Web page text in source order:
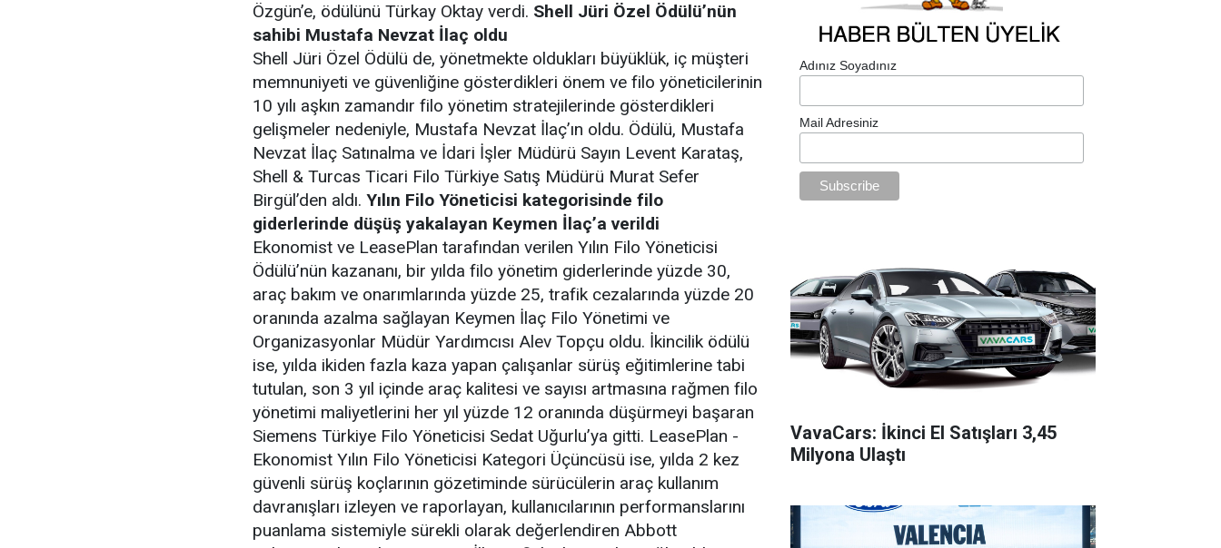
Özgün’e, ödülünü Türkay Oktay verdi. Shell Jüri Özel Ödülü’nün
sahibi Mustafa Nevzat İlaç oldu
Shell Jüri Özel Ödülü de, yönetmekte oldukları büyüklük, iç müşteri
memnuniyeti ve güvenliğine gösterdikleri önem ve filo yöneticilerinin
10 yılı aşkın zamandır filo yönetim stratejilerinde gösterdikleri
gelişmeler nedeniyle, Mustafa Nevzat İlaç’ın oldu. Ödülü, Mustafa
Nevzat İlaç Satınalma ve İdari İşler Müdürü Sayın Levent Karataş,
Shell & Turcas Ticari Filo Türkiye Satış Müdürü Murat Sefer
Birgül’den aldı. Yılın Filo Yöneticisi kategorisinde filo
giderlerinde düşüş yakalayan Keymen İlaç’a verildi
Ekonomist ve LeasePlan tarafından verilen Yılın Filo Yöneticisi
Ödülü’nün kazananı, bir yılda filo yönetim giderlerinde yüzde 30,
araç bakım ve onarımlarında yüzde 25, trafik cezalarında yüzde 20
oranında azalma sağlayan Keymen İlaç Filo Yönetimi ve
Organizasyonlar Müdür Yardımcısı Alev Topçu oldu. İkincilik ödülü
ise, yılda ikiden fazla kaza yapan çalışanlar sürüş eğitimlerine tabi
tutulan, son 3 yıl içinde araç kalitesi ve sayısı artmasına rağmen filo
yönetimi maliyetlerini her yıl yüzde 12 oranında düşürmeyi başaran
Siemens Türkiye Filo Yöneticisi Sedat Uğurlu’ya gitti. LeasePlan -
Ekonomist Yılın Filo Yöneticisi Kategori Üçüncüsü ise, yılda 2 kez
güvenli sürüş koçlarının gözetiminde sürücülerin araç kullanım
davranışları izleyen ve raporlayan, kullanıcılarının performanslarını
puanlama sistemiyle sürekli olarak değerlendiren Abbott
Adınız Soyadınız
Mail Adresiniz
VavaCars: İkinci El Satışları 3,45
Milyona Ulaştı